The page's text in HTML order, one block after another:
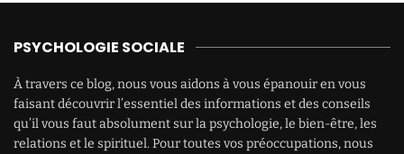
PSYCHOLOGIE SOCIALE
À travers ce blog, nous vous aidons à vous épanouir en vous
faisant découvrir l’essentiel des informations et des conseils
qu’il vous faut absolument sur la psychologie, le bien-être, les
relations et le spirituel. Pour toutes vos préoccupations, nous